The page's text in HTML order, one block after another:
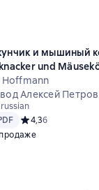
и мышиный
und
Hoffmann
Алексей
Средний рейтинг
4,36